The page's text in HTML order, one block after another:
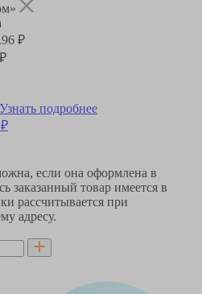
₽
Узнать подробнее
если она оформлена в
заказанный товар имеется в
рассчитывается при
адресу.